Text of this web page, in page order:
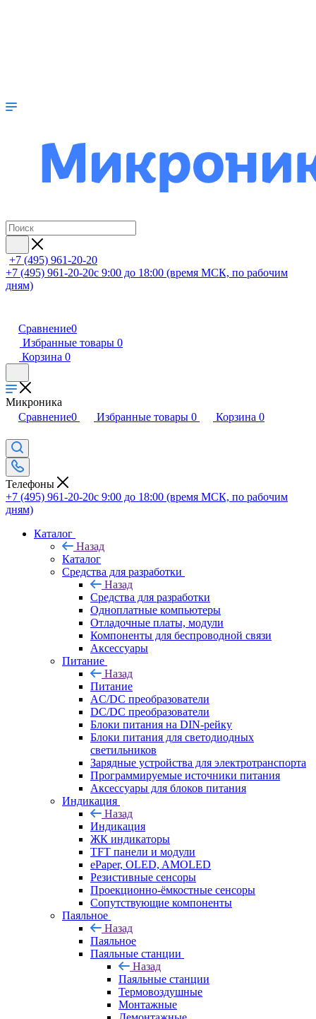
+7 (495) 961-20-20
+7 (495) 961-20-20с 9:00 до 18:00 (время МСК, по рабочим
дням)
Сравнение0
Избранные товары 0
Корзина 0
Микроника
Сравнение0 Избранные товары 0 Корзина 0
Телефоны
+7 (495) 961-20-20с 9:00 до 18:00 (время МСК, по рабочим
дням)
Каталог
Назад
Каталог
Средства для разработки
Назад
Средства для разработки
Одноплатные компьютеры
Отладочные платы, модули
Компоненты для беспроводной связи
Аксессуары
Питание
Назад
Питание
AC/DC преобразователи
DC/DC преобразователи
Блоки питания на DIN-рейку
Блоки питания для светодиодных
светильников
Зарядные устройства для электротранспорта
Программируемые источники питания
Аксессуары для блоков питания
Индикация
Назад
Индикация
ЖК индикаторы
TFT панели и модули
ePaper, OLED, AMOLED
Резистивные сенсоры
Проекционно-ёмкостные сенсоры
Сопутствующие компоненты
Паяльное
Назад
Паяльное
Паяльные станции
Назад
Паяльные станции
Термовоздушные
Монтажные